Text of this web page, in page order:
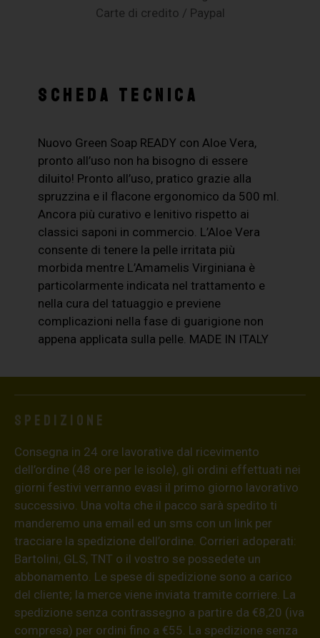
Carte di credito / Paypal
SCHEDA TECNICA
Nuovo Green Soap READY con Aloe Vera,
pronto all’uso non ha bisogno di essere
diluito! Pronto all’uso, pratico grazie alla
spruzzina e il flacone ergonomico da 500 ml.
Ancora più curativo e lenitivo rispetto ai
classici saponi in commercio. L’Aloe Vera
consente di tenere la pelle irritata più
morbida mentre L’Amamelis Virginiana è
particolarmente indicata nel trattamento e
nella cura del tatuaggio e previene
complicazioni nella fase di guarigione non
appena applicata sulla pelle. MADE IN ITALY
Spedizione
Consegna in 24 ore lavorative dal ricevimento
dell’ordine (48 ore per le isole), gli ordini effettuati nei
giorni festivi verranno evasi il primo giorno lavorativo
successivo. Una volta che il pacco sarà spedito ti
manderemo una email ed un sms con un link per
tracciare la spedizione dell’ordine. Corrieri adoperati:
Bartolini, GLS, TNT o il vostro se possedete un
abbonamento. Le spese di spedizione sono a carico
del cliente; la merce viene inviata tramite corriere. La
spedizione senza contrassegno a partire da €8,20 (iva
compresa) per ordini fino a €55. La spedizione senza